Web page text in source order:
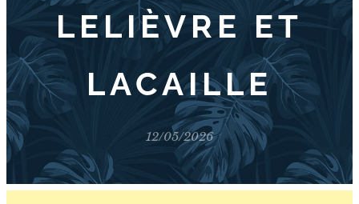
LELIÈVRE ET
LACAILLE
12/05/2026